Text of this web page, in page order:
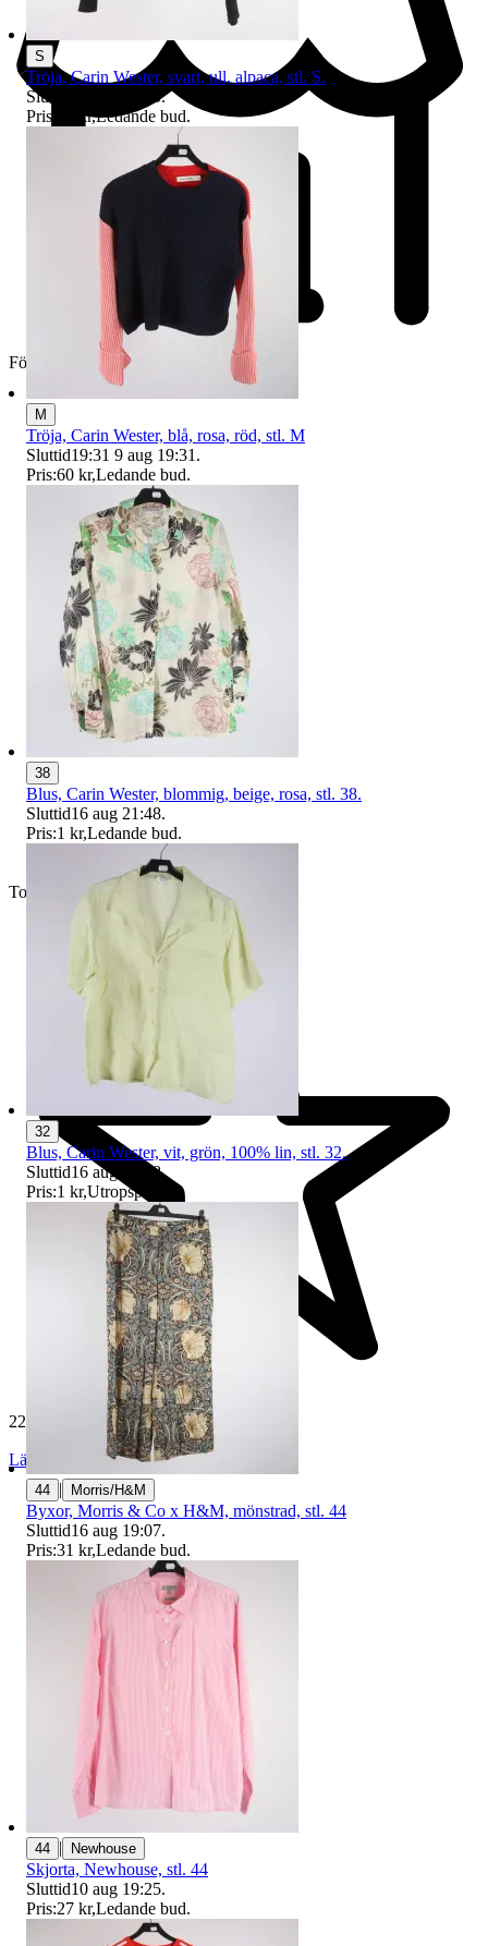
Företag
Toppsäljare
229 625 omdömen
Läs omdömen Följ
S
Tröja, Carin Wester, svart, ull, alpaca, stl. S.
Sluttid
16 aug 21:35.
Pris:
30 kr,Ledande bud.
M
Tröja, Carin Wester, blå, rosa, röd, stl. M
Sluttid19:31 9 aug 19:31 .
Pris:60 kr,Ledande bud.
38
Blus, Carin Wester, blommig, beige, rosa, stl. 38.
Sluttid16 aug 21:48.
Pris:1 kr,Ledande bud.
32
Blus, Carin Wester, vit, grön, 100% lin, stl. 32.
Sluttid16 aug 18:08.
Pris:1 kr,Utropspris
44 | Morris/H&M
Byxor, Morris & Co x H&M, mönstrad, stl. 44
Sluttid16 aug 19:07.
Pris:31 kr,Ledande bud.
44 | Newhouse
Skjorta, Newhouse, stl. 44
Sluttid10 aug 19:25.
Pris:27 kr,Ledande bud.